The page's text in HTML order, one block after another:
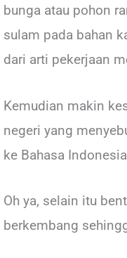
bunga atau pohon
sulam pada bahan
dari arti pekerjaan
Kemudian makin
negeri yang
ke Bahasa
Oh ya, selain itu
berkembang